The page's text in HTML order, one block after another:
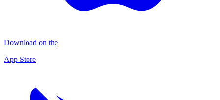
Download on the
App Store